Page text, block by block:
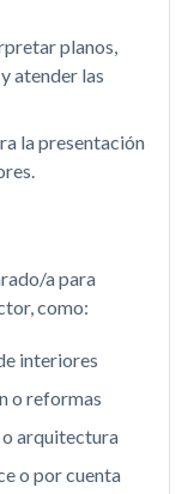
planos,
atender las
la presentación
a para
como:
interiores
o reformas
o arquitectura
o por cuenta